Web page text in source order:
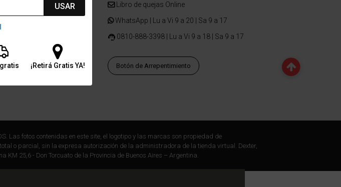
USAR
¡Retirá Gratis YA!
Libro de quejas Online
WhatsApp | Lu a Vi 9 a 20 | Sa 9 a 17
0810-888-3398 | Lu a Vi 9 a 18 | Sa 9 a 17
Botón de Arrepentimiento
Las fotos contenidas en este site, el logotipo y las marcas son propiedad de
o parcial, sin la expresa autorización de la administradora de la tienda virtual. Dexter,
KM 25,6 - Don Torcuato de la Provincia de Buenos Aires – Argentina.